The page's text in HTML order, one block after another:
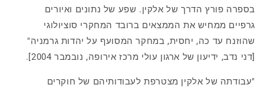
בספרה פורץ הדרך של אלקין. שפע של נתונים ואיורים
גרפיים ממחיש את הממצאים ברובד המחקרי סוציולוגי
שהוזנח עד כה, יחסית, במחקר המסועף על יהדות גרמניה"
[דני נדב, ידיעון של ארגון עולי מרכז אירופה, נובמבר 2004].
"עבודתה של אלקין מצטרפת לעבודותיהם של חוקרים